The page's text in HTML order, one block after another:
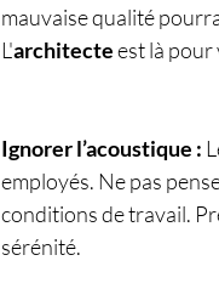
mauvaise qualité
L'architecte est là pour
Ignorer l’acoustique :
employés. Ne pas
conditions de travail.
sérénité.